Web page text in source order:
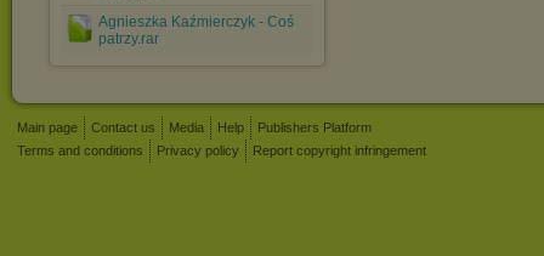
Agnieszka Kaźmierczyk - Coś
patrzy.rar
Main page Contact us Media Help
Publishers Platform
Terms and conditions
Privacy policy Report copyright infringement